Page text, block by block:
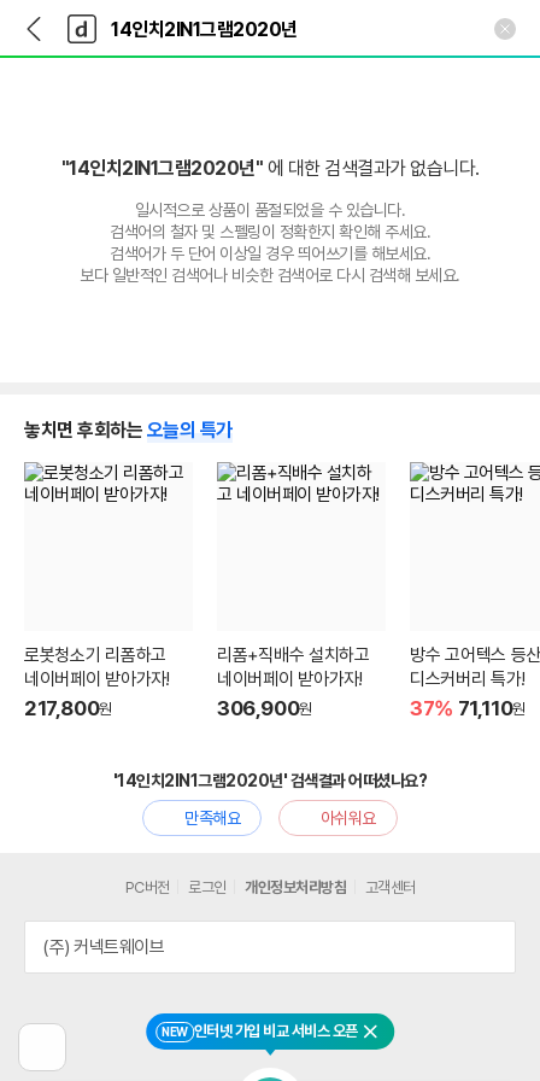
다
나
와
가
다
와
"14인치2IN1그램2020년" 에 대한 검색결과가 없습니다.
일시적으로 상품이 품절되었을 수 있습니다.
검색어의 철자 및 스펠링이 정확한지 확인해 주세요.
검색어가 두 단어 이상일 경우 띄어쓰기를 해보세요.
보다 일반적인 검색어나 비슷한 검색어로 다시 검색해 보세요.
놓치면 후회하는 오늘의 특가
로봇청소기 리폼하고
네이버페이 받아가자!
217,800원
리폼+직배수 설치하고
네이버페이 받아가자!
306,900원
방수 고어텍스 등
디스커버리 특가!
37% 71,110원
'14인치2IN1그램2020년' 검색결과 어떠셨나요?
만족해요
아쉬워요
전
NEW 인터넷 가입 비교 서비스 오픈 닫기
PC버전 로그인 개인정보처리방침 고객센터
(주) 커넥트웨이브